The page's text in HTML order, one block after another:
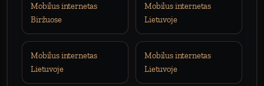
Mobilus internetas
Biržuose
Mobilus internetas
Lietuvoje
Mobilus internetas
Lietuvoje
Mobilus internetas
Lietuvoje